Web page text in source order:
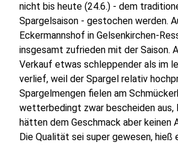
nicht bis heute (24.6.) - dem
Spargelsaison - gestochen werden.
Eckermannshof in Gelsenkirchen-
insgesamt zufrieden mit der Saison.
Verkauf etwas schleppender als im
verlief, weil der Spargel relativ
Spargelmengen fielen am
wetterbedingt zwar bescheiden aus,
hätten dem Geschmack aber keinen
Die Qualität sei super gewesen, hieß